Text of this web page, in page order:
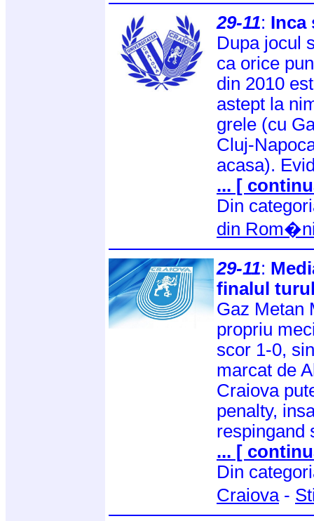
29-11: Inca
Dupa jocul
ca orice
din 2010
astept la
grele (cu
Cluj-
acasa).
... [
Din
din
29-11:
finalul
Gaz Metan
propriu
scor 1-0,
marcat de
Craiova
penalty,
respingand
... [
Din
Craiova-